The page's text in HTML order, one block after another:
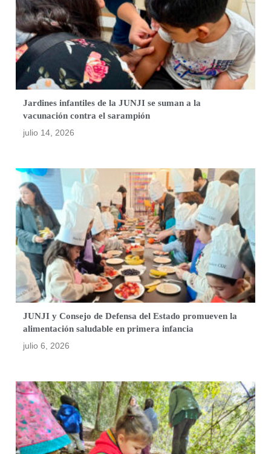
Jardines infantiles de la JUNJI se suman a la
vacunación contra el sarampión
julio 14, 2026
JUNJI y Consejo de Defensa del Estado promueven la
alimentación saludable en primera infancia
julio 6, 2026